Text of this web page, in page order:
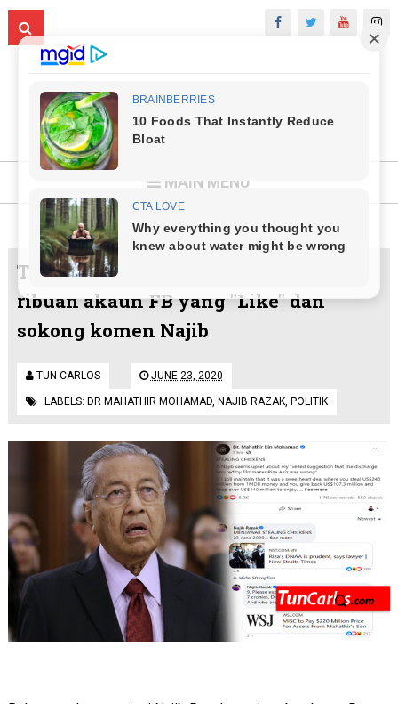
MAIN MENU
TERKINI: Dr Mahathir gelabah, block
ribuan akaun FB yang "Like" dan
sokong komen Najib
TUN CARLOS JUNE 23, 2020
LABELS: DR MAHATHIR MOHAMAD, NAJIB RAZAK, POLITIK